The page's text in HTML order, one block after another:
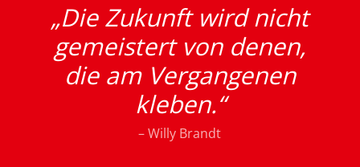
„Die Zukunft wird nicht
gemeistert von denen,
die am Vergangenen
kleben.“
– Willy Brandt